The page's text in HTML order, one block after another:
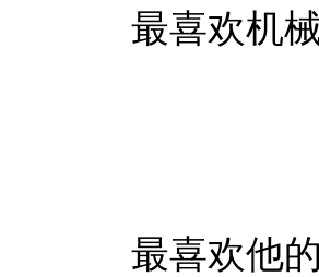
最喜欢机
最喜欢他